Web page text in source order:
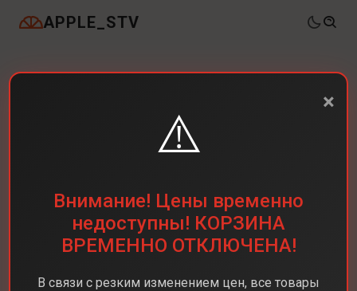
APPLE_STV
×
⚠️
Внимание! Цены временно
недоступны! КОРЗИНА
ВРЕМЕННО ОТКЛЮЧЕНА!
В связи с резким изменением цен, все товары